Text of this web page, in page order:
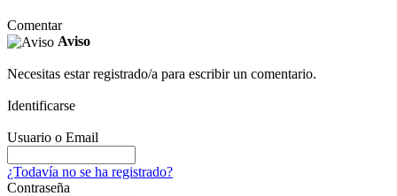
Comentar
Aviso
Necesitas estar registrado/a para escribir un comentario.
Identificarse
Usuario o Email
¿Todavía no se ha registrado?
Contraseña